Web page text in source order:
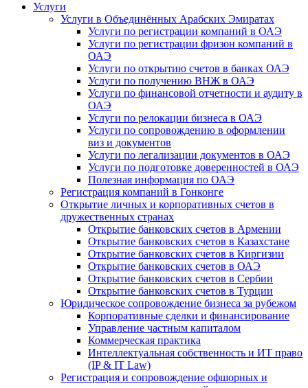
Услуги
Услуги в Объединённых Арабских Эмиратах
Услуги по регистрации компаний в ОАЭ
Услуги по регистрации фризон компаний в
ОАЭ
Услуги по открытию счетов в банках ОАЭ
Услуги по получению ВНЖ в ОАЭ
Услуги по финансовой отчетности и аудиту в
ОАЭ
Услуги по релокации бизнеса в ОАЭ
Услуги по сопровождению в оформлении
виз и документов
Услуги по легализации документов в ОАЭ
Услуги по подготовке доверенностей в ОАЭ
Полезная информация по ОАЭ
Регистрация компаний в Гонконге
Открытие личных и корпоративных счетов в
дружественных странах
Открытие банковских счетов в Армении
Открытие банковских счетов в Казахстане
Открытие банковских счетов в Киргизии
Открытие банковских счетов в ОАЭ
Открытие банковских счетов в Сербии
Открытие банковских счетов в Турции
Юридическое сопровождение бизнеса за рубежом
Корпоративные сделки и финансирование
Управление частным капиталом
Коммерческая практика
Интеллектуальная собственность и ИТ право
(IP & IT Law)
Регистрация и сопровождение офшорных и